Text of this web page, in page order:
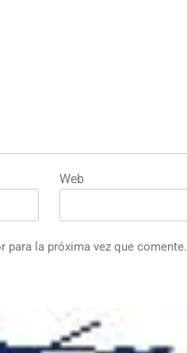
Web
para la próxima vez que comente.